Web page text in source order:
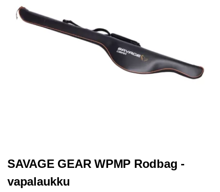
SAVAGE GEAR WPMP Rodbag -
vapalaukku